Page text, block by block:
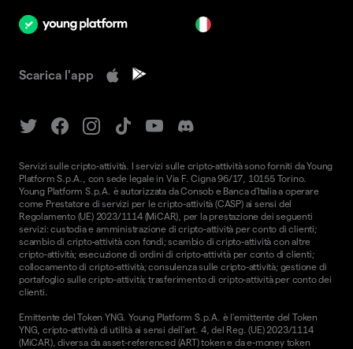
Scarica l'app
Servizi sulle cripto-attività. I servizi sulle cripto-attività sono forniti da Young
Platform S.p.A., con sede legale in Via F. Cigna 96/17, 10155 Torino.
Young Platform S.p.A. è autorizzata da Consob e Banca d'Italia a operare
come Prestatore di servizi per le cripto-attività (CASP) ai sensi del
Regolamento (UE) 2023/1114 (MiCAR), per la prestazione dei seguenti
servizi: custodia e amministrazione di cripto-attività per conto di clienti;
scambio di cripto-attività con fondi; scambio di cripto-attività con altre
cripto-attività; esecuzione di ordini di cripto-attività per conto di clienti;
collocamento di cripto-attività; consulenza sulle cripto-attività; gestione di
portafoglio sulle cripto-attività; trasferimento di cripto-attività per conto dei
clienti.
Emittente del Token YNG. Young Platform S.p.A. è l'emittente del Token
YNG, cripto-attività di utilità ai sensi dell'art. 4, del Reg. (UE) 2023/1114
(MiCAR), diversa da asset-referenced (ART) token e da e-money token